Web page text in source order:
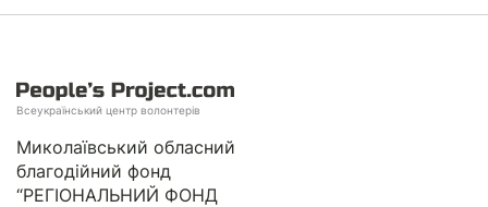
Всеукраїнський центр волонтерів
Миколаївський обласний
благодійний фонд
“РЕГІОНАЛЬНИЙ ФОНД